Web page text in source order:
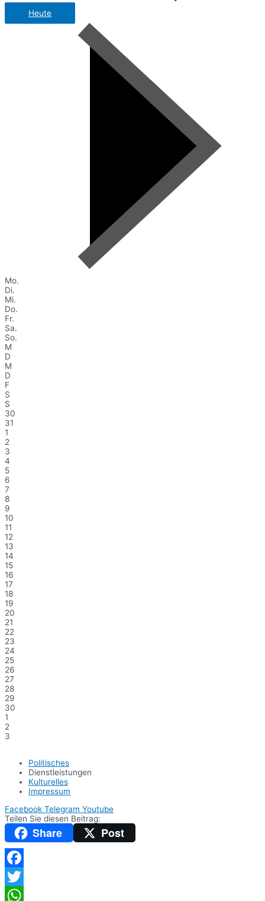
Heute
Mo.
Di.
Mi.
Do.
Fr.
Sa.
So.
M
D
M
D
F
S
S
30
31
1
2
3
4
5
6
7
8
9
10
11
12
13
14
15
16
17
18
19
20
21
22
23
24
25
26
27
28
29
30
1
2
3
Politisches
Dienstleistungen
Kulturelles
Impressum
Facebook Telegram Youtube
Teilen Sie diesen Beitrag:
Share Post
Facebook
Twitter